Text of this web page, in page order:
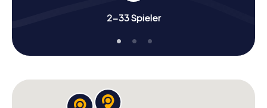
2-33 Spieler